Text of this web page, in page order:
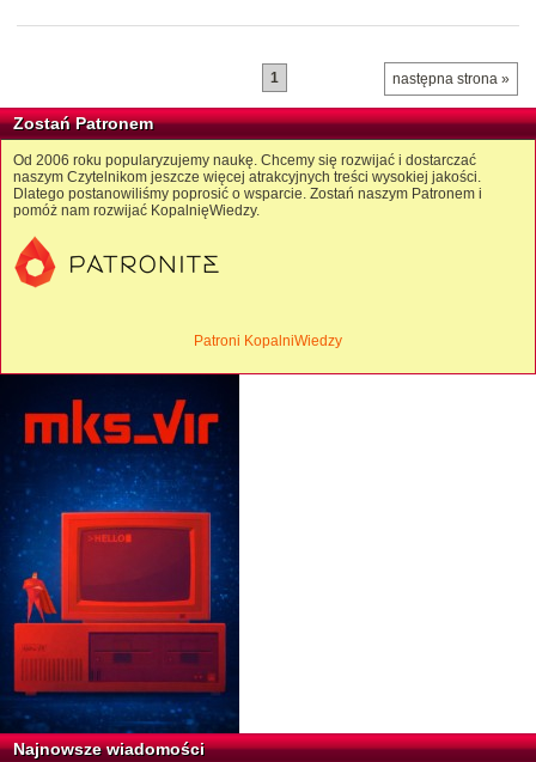
następna strona »
1
Zostań Patronem
Od 2006 roku popularyzujemy naukę. Chcemy się rozwijać i dostarczać
naszym Czytelnikom jeszcze więcej atrakcyjnych treści wysokiej jakości.
Dlatego postanowiliśmy poprosić o wsparcie. Zostań naszym Patronem i
pomóż nam rozwijać KopalnięWiedzy.
Patroni KopalniWiedzy
Najnowsze wiadomości